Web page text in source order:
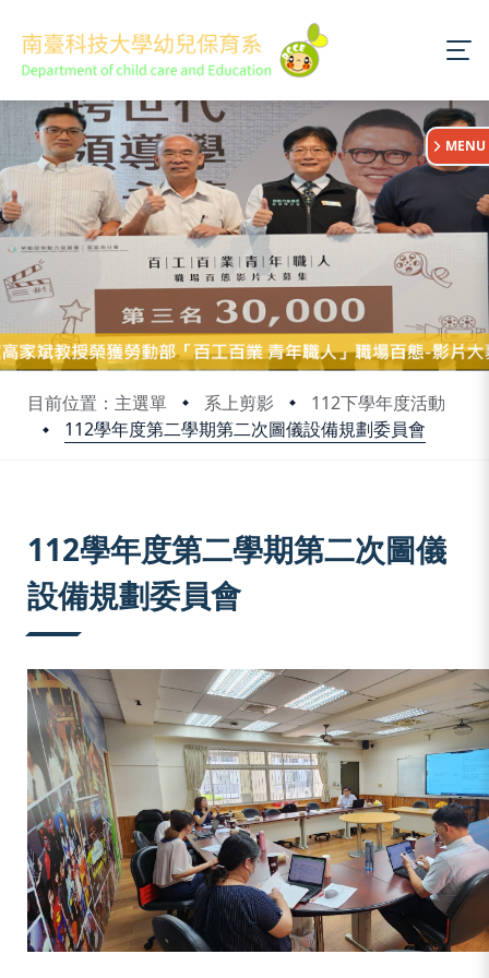
目前位置：主選單 系上剪影
112下學年度活動
112學年度第二學期第二次圖儀設備規劃委員會
:::
MENU
112學年度第二學期第二次圖儀
設備規劃委員會